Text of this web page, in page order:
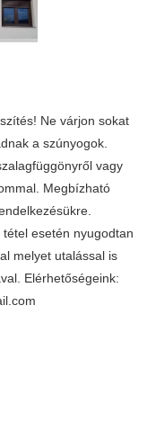
Ne várjon sokat
a szúnyogok.
vagy
Megbízható
esetén nyugodtan
melyet utalással is
Elérhetőségeink: